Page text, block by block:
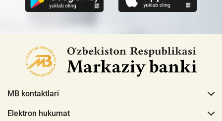
MB kontaktlari
Elektron hukumat